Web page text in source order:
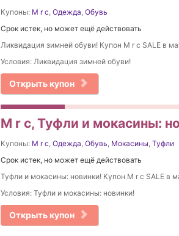
Купоны: M r c, Одежда, Обувь
Срок истек, но может ещё действовать
Ликвидация зимней обуви! Купон M r c SALE в
Условия: Ликвидация зимней обуви!
Открыть купон
M r c, Туфли и мокасины:
Купоны: M r c, Одежда, Обувь, Мокасины, Туфли
Срок истек, но может ещё действовать
Туфли и мокасины: новинки! Купон M r c SALE в
Условия: Туфли и мокасины: новинки!
Открыть купон